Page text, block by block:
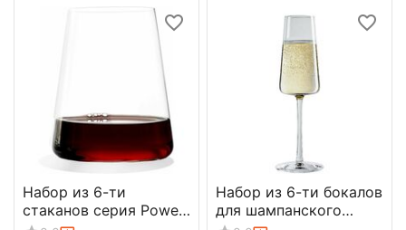
Набор из 6-ти
стаканов серия Power,
Набор из 6-ти бокалов
для шампанского